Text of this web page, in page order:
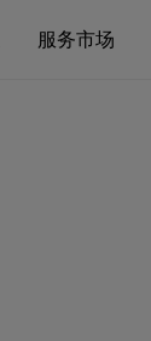
服务市场